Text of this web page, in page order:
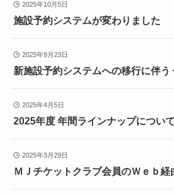
2025年10月5日
施設予約システムが変わりました
2025年9月23日
新施設予約システムへの移行に伴
2025年4月5日
2025年度 年間ラインナップについて
2025年3月29日
ＭＪチケットクラブ会員のＷｅｂ